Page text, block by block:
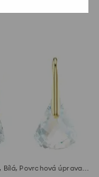
Lunar
Bílá, Povrchová úprava z